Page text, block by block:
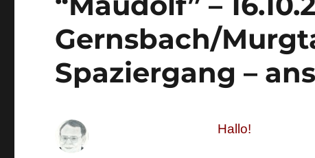
Gernsbach/
Spaziergang –
Hallo!